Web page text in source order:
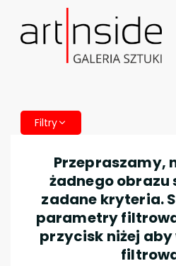
Filtry
Przepraszamy,
żadnego obrazu
zadane kryteria.
parametry
przycisk niżej